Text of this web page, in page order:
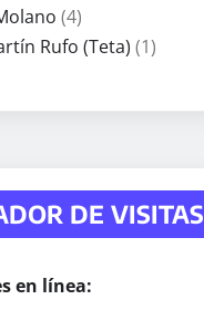
(4)
Rufo (Teta) (1)
DE VISITAS
en línea: